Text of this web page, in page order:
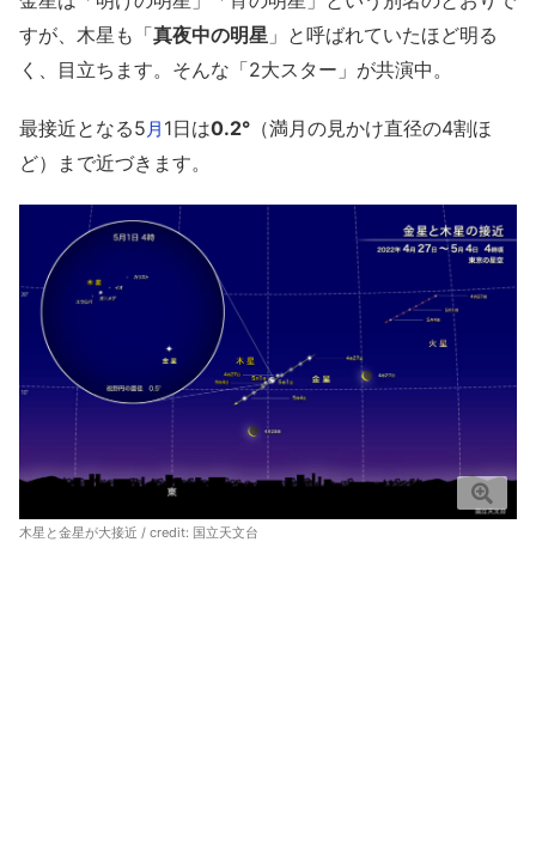
すが、木星も「真夜中の明星 」と呼ばれていたほど明る
く、目立ちます。そんな「2大スター」が共演中。
最接近となる5月 1日は0.2° （満月の見かけ直径の4割ほ
ど）まで近づきます。
木星と金星が大接近 / credit: 国立天文台